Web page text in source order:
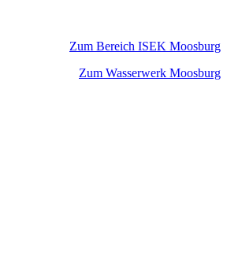
Zum Bereich ISEK Moosburg
Zum Wasserwerk Moosburg